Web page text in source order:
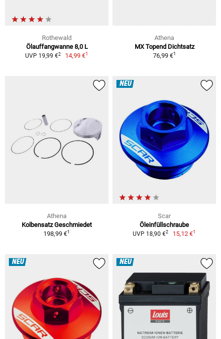
Rothewald
Ölauffangwanne 8,0 L
UVP 19,99 €2 14,99 €1
Athena
MX Topend Dichtsatz
76,99 €1
Athena
Kolbensatz Geschmiedet
198,99 €1
NEU
Scar
Öleinfüllschraube
UVP 18,90 €2 15,12 €1
NEU NEU